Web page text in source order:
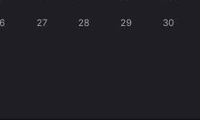
27 28 29 30